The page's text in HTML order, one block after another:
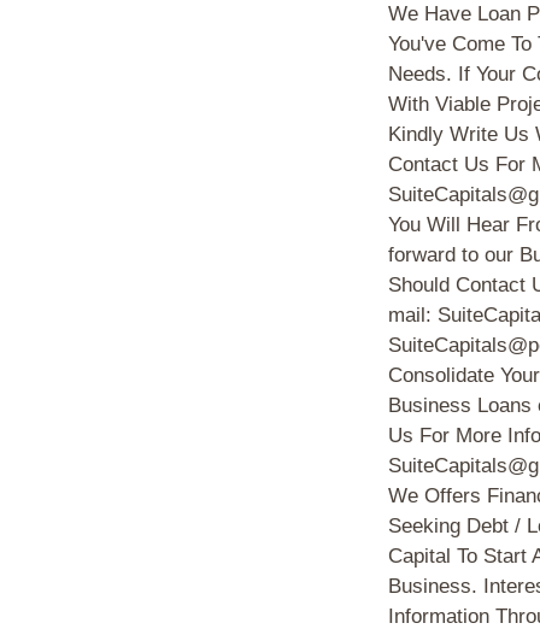
We Have Loan
You've Come
Needs. If Your
With Viable
Kindly Write Us
Contact Us For
You Will Hear
forward to our
Should Contact
mail:
Consolidate
Business Loans
Us For More
We Offers
Seeking Debt /
Capital To Start
Business.
Information